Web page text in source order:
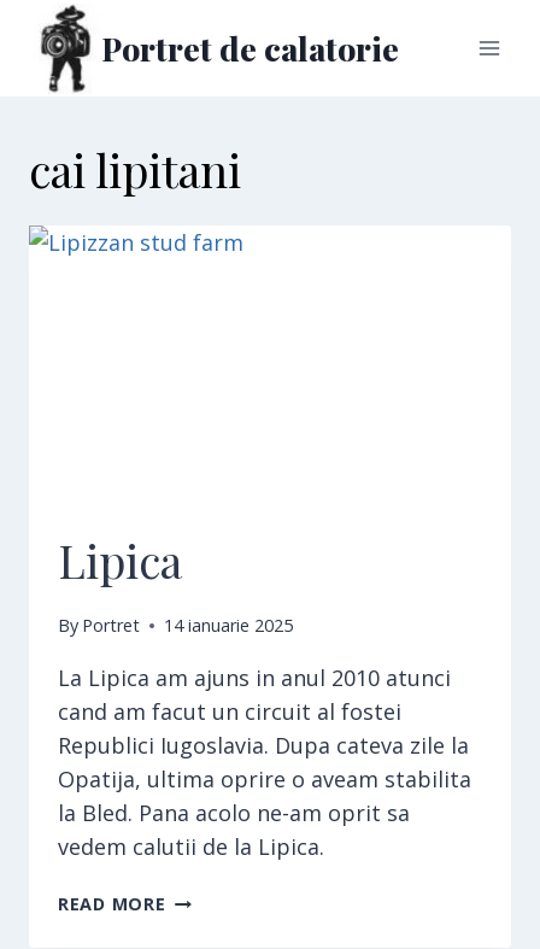
content
Portret de calatorie
cai lipitani
Lipica
By Portret 14 ianuarie 2025
La Lipica am ajuns in anul 2010 atunci
cand am facut un circuit al fostei
Republici Iugoslavia. Dupa cateva zile la
Opatija, ultima oprire o aveam stabilita
la Bled. Pana acolo ne-am oprit sa
vedem calutii de la Lipica.
READ MORE LIPICA